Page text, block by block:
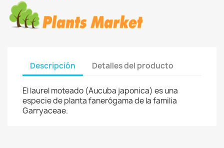
Descripción Detalles del producto
El laurel moteado (Aucuba japonica) es una
especie de planta fanerógama de la familia
Garryaceae.